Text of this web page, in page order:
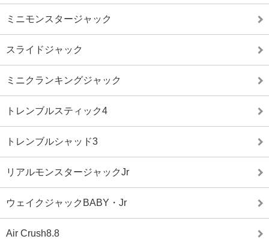
ミニモンスタージャック
スライドジャック
ミニクランキングジャック
トレンブルスティック4
トレンブルシャッド3
リアルモンスタージャックJr
ウェイクジャックBABY・Jr
Air Crush8.8